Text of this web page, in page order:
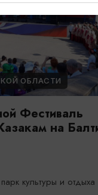
ОБЛАСТИ
Фестиваль
на
культуры и отдыха